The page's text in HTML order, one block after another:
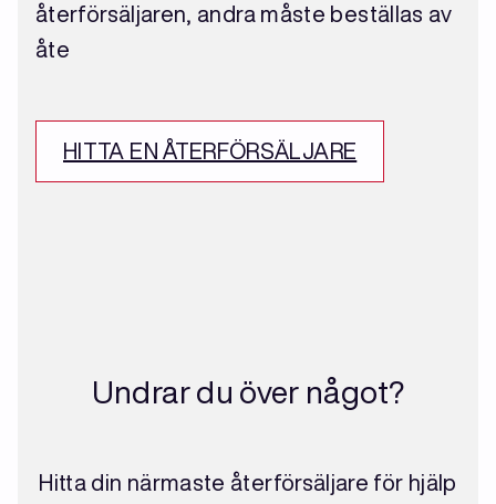
återförsäljaren, andra måste beställas av
åte
HITTA EN ÅTERFÖRSÄLJARE
Undrar du över något?
Hitta din närmaste återförsäljare för hjälp